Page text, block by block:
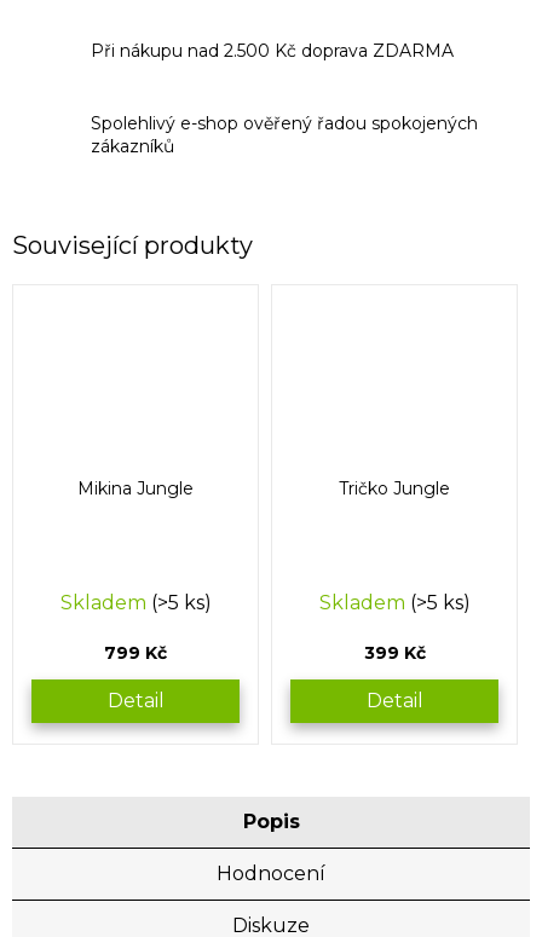
Při nákupu nad 2.500 Kč doprava ZDARMA
Spolehlivý e-shop ověřený řadou spokojených
zákazníků
Související produkty
Mikina Jungle
Skladem (>5 ks)
799 Kč
Detail
Tričko Jungle
Skladem (>5 ks)
399 Kč
Detail
Popis
Hodnocení
Diskuze